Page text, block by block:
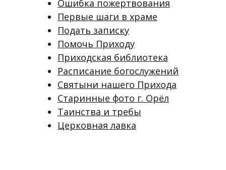
Ошибка пожертвования
Первые шаги в храме
Подать записку
Помочь Приходу
Приходская библиотека
Расписание богослужений
Святыни нашего Прихода
Старинные фото г. Орёл
Таинства и требы
Церковная лавка